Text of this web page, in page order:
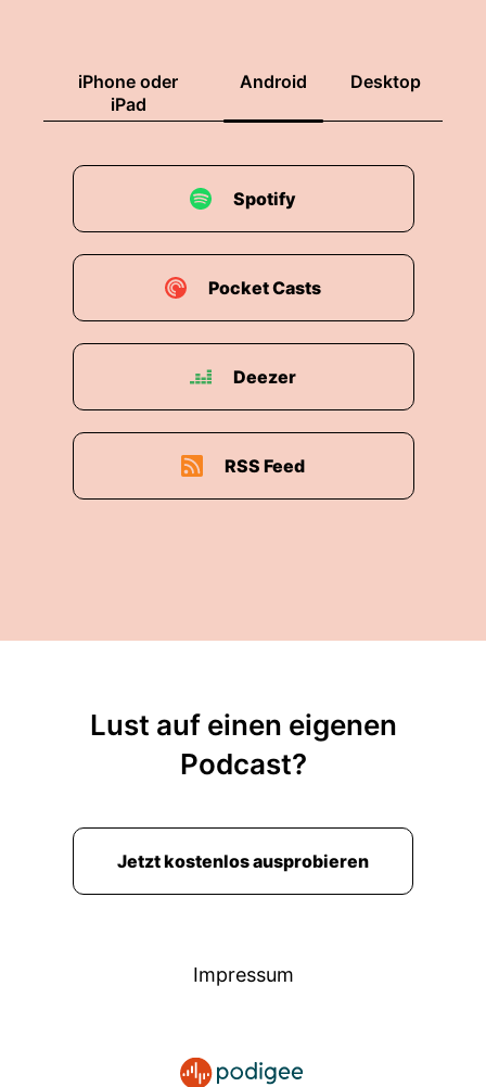
iPhone oder
iPad
Android Desktop
Spotify
Pocket Casts
Deezer
RSS Feed
Lust auf einen eigenen
Podcast?
Jetzt kostenlos ausprobieren
Impressum